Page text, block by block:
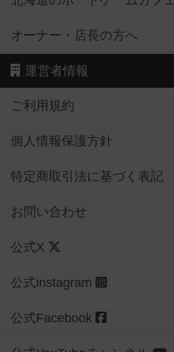
オーナー・店長の方へ
運営者情報
ご利用規約
個人情報保護方針
特定商取引法に基づく表記
お問い合わせ
公式X
公式instagram
公式Facebook